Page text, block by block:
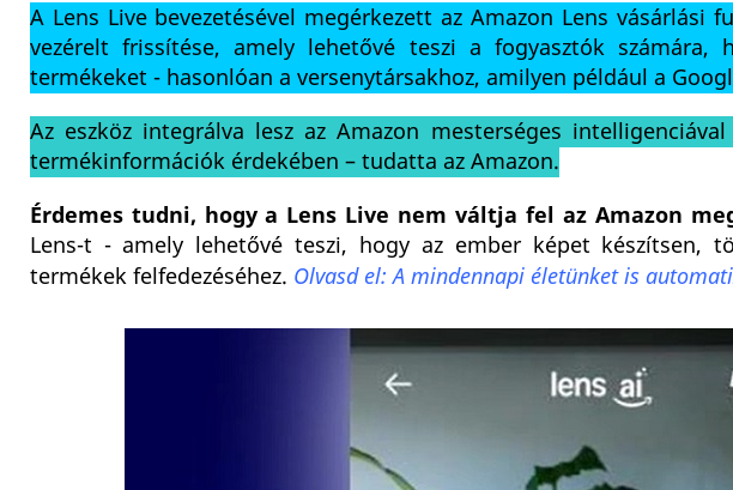
A Lens Live bevezetésével megérkezett az Amazon Lens vásárlási
vezérelt frissítése, amely lehetővé teszi a fogyasztók számára,
termékeket - hasonlóan a versenytársakhoz, amilyen például a
Az eszköz integrálva lesz az Amazon mesterséges
termékinformációk érdekében – tudatta az Amazon.
Érdemes tudni, hogy a Lens Live nem váltja fel az Amazon
Lens-t - amely lehetővé teszi, hogy az ember képet készítsen,
termékek felfedezéséhez. Olvasd el: A mindennapi életünket is